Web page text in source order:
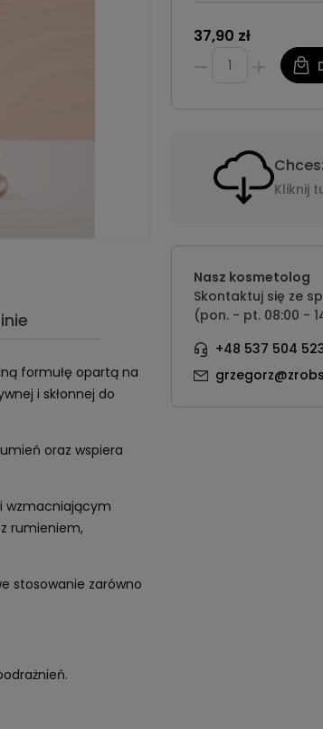
formułę opartą na
i skłonnej do
oraz wspiera
i wzmacniającym
rumieniem,
stosowanie zarówno
37,90 zł
Kliknij
Nasz kosmetolog
Skontaktuj się ze
(pon. - pt. 08:00 -
+48 537 504